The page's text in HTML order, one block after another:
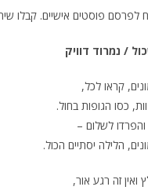
לפרסם פוסטים אישיים. קבלו
/ נמרוד דוויק
קראו לכל,
כסו הגופות בחול.
לשלום –
הלילה יסתיים הכול.
ואין זה רגע אור,